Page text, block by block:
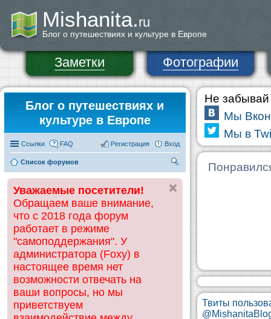
Mishanita.ru
Блог о путешествиях и культуре в Европе
Заметки Фотографии
Блог о путешествиях и
культуре в Европе
Ссылки FAQ Вход
Регистрация
Список форумов
ск
Уважаемые посетители!
Обращаем ваше внимание,
что с 2018 года форум
работает в режиме
"самоподдержания". У
администратора (Foxy) в
настоящее время нет
возможности отвечать на
ваши вопросы, но мы
приветствуем
Не забывай
Мы
Мы в
Твиты